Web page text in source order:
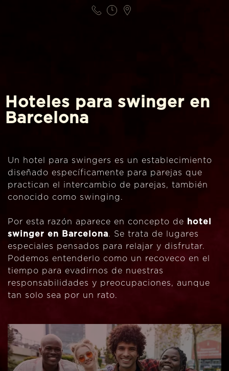
Hoteles para swinger en
Barcelona
Un hotel para swingers es un establecimiento
diseñado específicamente para parejas que
practican el intercambio de parejas, también
conocido como swinging.
Por esta razón aparece en concepto de
hotel
swinger en Barcelona. Se trata de lugares
especiales pensados para relajar y disfrutar.
Podemos entenderlo como un recoveco en el
tiempo para evadirnos de nuestras
responsabilidades y preocupaciones, aunque
tan solo sea por un rato.